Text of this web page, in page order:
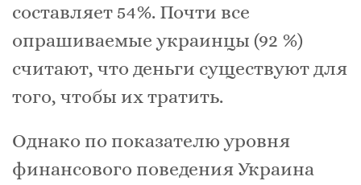
составляет 54%. Почти все
опрашиваемые украинцы (92 %)
считают, что деньги существуют для
того, чтобы их тратить.
Однако по показателю уровня
финансового поведения Украина